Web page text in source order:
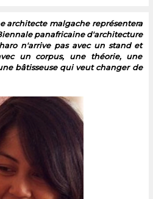
architecte malgache représentera
panafricaine d'architecture
n'arrive pas avec un stand et
un corpus, une théorie, une
bâtisseuse qui veut changer de